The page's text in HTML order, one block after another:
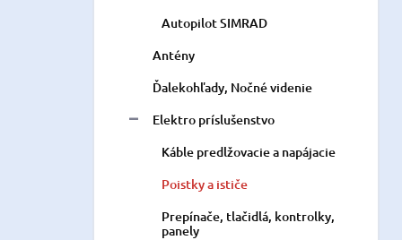
Autopilot SIMRAD
Antény
Ďalekohľady, Nočné videnie
Elektro príslušenstvo
Káble predlžovacie a napájacie
Poistky a ističe
Prepínače, tlačidlá, kontrolky,
panely